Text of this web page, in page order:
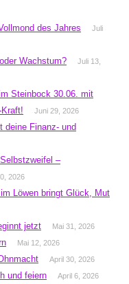
des Jahres
Juli
Wachstum?
Juli 13,
Steinbock 30.06. mit
Juni 29, 2026
deine Finanz- und
–
2026
Löwen bringt Glück, Mut
jetzt Mai 31, 2026
Mai 12, 2026
April 30, 2026
und feiern April 6, 2026